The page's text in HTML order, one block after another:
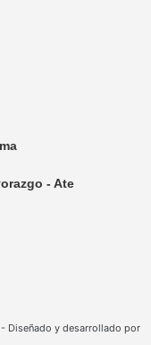
- Ate
Diseñado y desarrollado por